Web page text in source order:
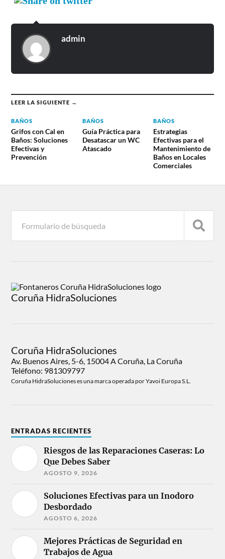
admin
LEER LA SIGUIENTE →
BAÑOS
Grifos con Cal en
Baños: Soluciones
Efectivas y
Prevención
BAÑOS
Guía Práctica para
Desatascar un WC
Atascado
BAÑOS
Estrategias
Efectivas para el
Mantenimiento de
Baños en Locales
Comerciales
Coruña HidraSoluciones
Coruña HidraSoluciones
Av. Buenos Aires, 5-6, 15004 A Coruña, La Coruña
Teléfono: 981309797
Coruña HidraSoluciones es una marca operada por Yavoi Europa S.L.
ENTRADAS RECIENTES
Riesgos de las Reparaciones Caseras: Lo
Que Debes Saber
AGOSTO 9, 2026
Soluciones Efectivas para un Inodoro
Desbordado
AGOSTO 6, 2026
Mejores Prácticas de Seguridad en
Trabajos de Agua